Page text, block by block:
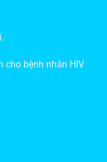
cho bệnh nhân HIV